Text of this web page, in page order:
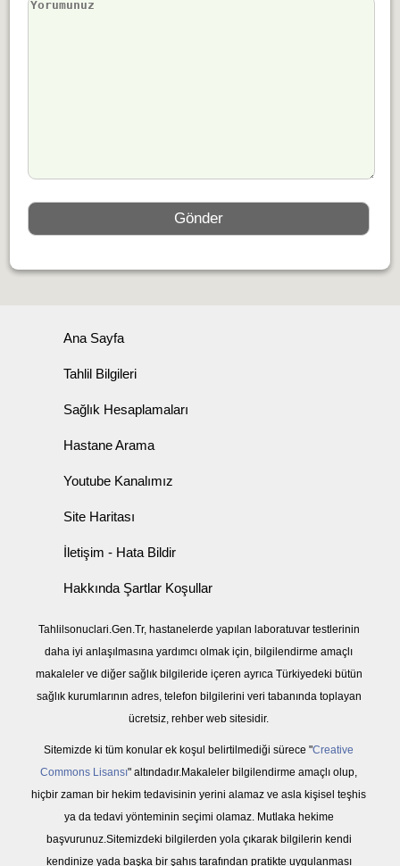
Ana Sayfa
Tahlil Bilgileri
Sağlık Hesaplamaları
Hastane Arama
Youtube Kanalımız
Site Haritası
İletişim - Hata Bildir
Hakkında Şartlar Koşullar
Tahlilsonuclari.Gen.Tr, hastanelerde yapılan laboratuvar testlerinin
daha iyi anlaşılmasına yardımcı olmak için, bilgilendirme amaçlı
makaleler ve diğer sağlık bilgileride içeren ayrıca Türkiyedeki bütün
sağlık kurumlarının adres, telefon bilgilerini veri tabanında toplayan
ücretsiz, rehber web sitesidir.
Sitemizde ki tüm konular ek koşul belirtilmediği sürece "Creative
Commons Lisansı" altındadır.Makaleler bilgilendirme amaçlı olup,
hiçbir zaman bir hekim tedavisinin yerini alamaz ve asla kişisel teşhis
ya da tedavi yönteminin seçimi olamaz. Mutlaka hekime
başvurunuz.Sitemizdeki bilgilerden yola çıkarak bilgilerin kendi
kendinize yada başka bir şahıs tarafından pratikte uygulanması